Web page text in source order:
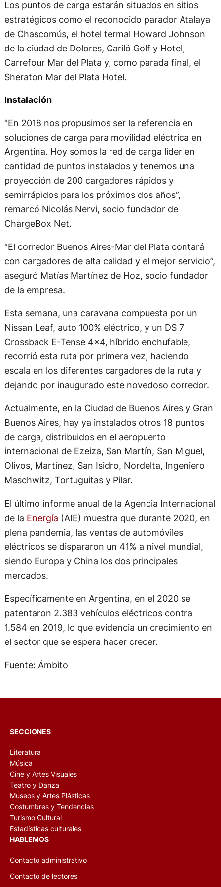
Los puntos de carga estarán situados en sitios
estratégicos como el reconocido parador Atalaya
de Chascomús, el hotel termal Howard Johnson
de la ciudad de Dolores, Cariló Golf y Hotel,
Carrefour Mar del Plata y, como parada final, el
Sheraton Mar del Plata Hotel.
Instalación
“En 2018 nos propusimos ser la referencia en
soluciones de carga para movilidad eléctrica en
Argentina. Hoy somos la red de carga líder en
cantidad de puntos instalados y tenemos una
proyección de 200 cargadores rápidos y
semirrápidos para los próximos dos años”,
remarcó Nicolás Nervi, socio fundador de
ChargeBox Net.
“El corredor Buenos Aires-Mar del Plata contará
con cargadores de alta calidad y el mejor servicio”,
aseguró Matías Martínez de Hoz, socio fundador
de la empresa.
Esta semana, una caravana compuesta por un
Nissan Leaf, auto 100% eléctrico, y un DS 7
Crossback E-Tense 4×4, híbrido enchufable,
recorrió esta ruta por primera vez, haciendo
escala en los diferentes cargadores de la ruta y
dejando por inaugurado este novedoso corredor.
Actualmente, en la Ciudad de Buenos Aires y Gran
Buenos Aires, hay ya instalados otros 18 puntos
de carga, distribuidos en el aeropuerto
internacional de Ezeiza, San Martín, San Miguel,
Olivos, Martínez, San Isidro, Nordelta, Ingeniero
Maschwitz, Tortuguitas y Pilar.
El último informe anual de la Agencia Internacional
de la Energía (AIE) muestra que durante 2020, en
plena pandemia, las ventas de automóviles
eléctricos se dispararon un 41% a nivel mundial,
siendo Europa y China los dos principales
mercados.
Específicamente en Argentina, en el 2020 se
patentaron 2.383 vehículos eléctricos contra
1.584 en 2019, lo que evidencia un crecimiento en
el sector que se espera hacer crecer.
Fuente: Ámbito
SECCIONES
Literatura
Música
Cine y Artes Visuales
Teatro y Danza
Museos y Artes Plásticas
Costumbres y Tendencias
Turismo Cultural
Estadísticas culturales
HABLEMOS
Contacto administrativo
Contacto de lectores